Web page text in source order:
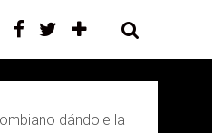
CONTACTO
dándole la